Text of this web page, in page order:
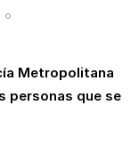
Metropolitana
personas que se